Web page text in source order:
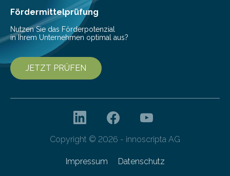
Franziska Diebel, Pauline Hoffmann und Yusuf Toprak
entwickelt. Mit nur…
Fördermittelprüfung
Nutzen Sie das Förderpotenzial
in Ihrem Unternehmen optimal aus?
JETZT PRÜFEN
Copyright © 2026 - innoscripta AG
Impressum Datenschutz